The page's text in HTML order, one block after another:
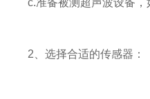
c.准备被测超声波设备，如
2、选择合适的传感器：